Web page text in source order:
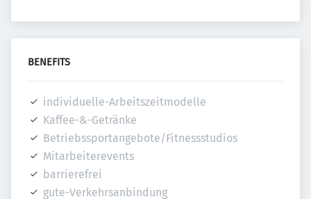
BENEFITS
individuelle-Arbeitszeitmodelle
Kaffee-&-Getränke
Betriebssportangebote/Fitnessstudios
Mitarbeiterevents
barrierefrei
gute-Verkehrsanbindung